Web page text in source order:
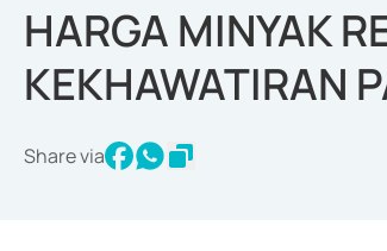
HARGA MINYAK
KEKHAWATIRAN
Share via